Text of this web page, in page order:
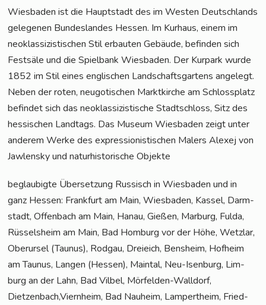
Wies­ba­den ist die Haupt­stadt des im Wes­ten Deutsch­lands
gele­ge­nen Bun­des­lan­des Hes­sen. Im Kur­haus, einem im
neo­klas­si­zis­ti­schen Stil erbau­ten Gebäu­de, befin­den sich
Fest­sä­le und die Spiel­bank Wies­ba­den. Der Kur­park wur­de
1852 im Stil eines eng­li­schen Land­schafts­gar­tens ange­legt.
Neben der roten, neu­go­ti­schen Markt­kir­che am Schloss­platz
befin­det sich das neo­klas­si­zis­ti­sche Stadt­schloss, Sitz des
hes­si­schen Land­tags. Das Muse­um Wies­ba­den zeigt unter
ande­rem Wer­ke des expres­sio­nis­ti­schen Malers Ale­xej von
Jaw­len­sky und natur­his­to­ri­sche Objekte
beglau­big­te Über­set­zung Rus­sisch in Wies­ba­den und in
ganz Hes­sen: Frank­furt am Main, Wies­ba­den, Kas­sel, Darm­
stadt, Offen­bach am Main, Hanau, Gie­ßen, Mar­burg, Ful­da,
Rüs­sels­heim am Main, Bad Hom­burg vor der Höhe, Wetz­lar,
Ober­ur­sel (Tau­nus), Rod­gau, Drei­eich, Bens­heim, Hof­heim
am Tau­nus, Lan­gen (Hes­sen), Main­tal, Neu-Isen­burg, Lim­
burg an der Lahn, Bad Vil­bel, Mör­fel­den-Wall­dorf,
Dietzenbach,Viernheim, Bad Nau­heim, Lam­pert­heim, Fried­